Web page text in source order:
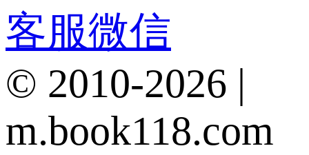
客服微信
© 2010-2026 |
m.book118.com